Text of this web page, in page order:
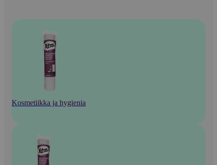
Kosmetiikka ja hygienia